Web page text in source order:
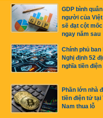
GDP bình
người của
sẽ đạt cột
ngay năm sau
Chính phủ ban
Nghị định 52
nghĩa tiền
Phần lớn nhà
tiền điện tử tại
Nam thua lỗ